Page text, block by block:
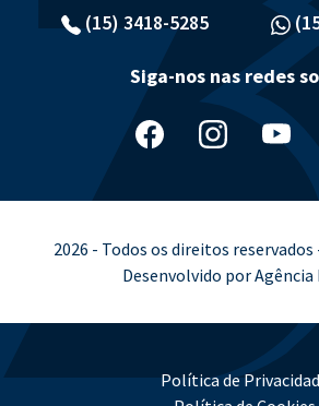
(15) 3418-5285
Siga-nos nas redes
2026 - Todos os direitos
Desenvolvido por
Política de